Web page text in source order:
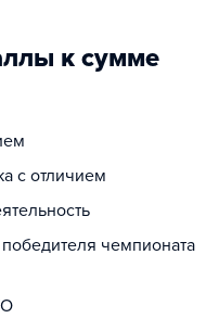
к сумме
с отличием
чемпионата